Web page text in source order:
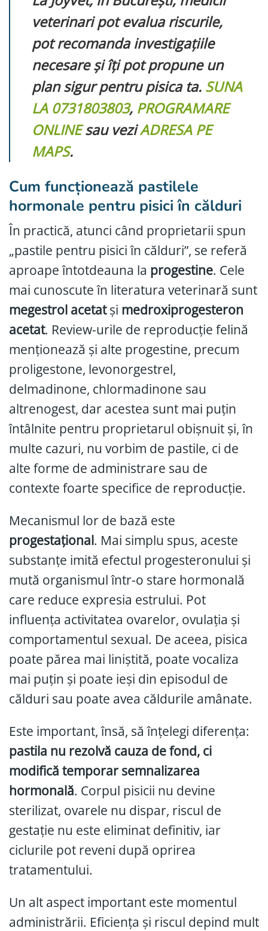
veterinari pot evalua riscurile,
pot recomanda investigațiile
necesare și îți pot propune un
plan sigur pentru pisica ta. SUNA
LA 0731803803, PROGRAMARE
ONLINEsau veziADRESA PE
MAPS.
Cum funcționează pastilele
hormonale pentru pisici în călduri
În practică, atunci când proprietarii spun
„pastile pentru pisici în călduri”, se referă
aproape întotdeauna la progestine. Cele
mai cunoscute în literatura veterinară sunt
megestrol acetatși medroxiprogesteron
acetat. Review-urile de reproducție felină
menționează și alte progestine, precum
proligestone, levonorgestrel,
delmadinone, chlormadinone sau
altrenogest, dar acestea sunt mai puțin
întâlnite pentru proprietarul obișnuit și, în
multe cazuri, nu vorbim de pastile, ci de
alte forme de administrare sau de
contexte foarte specifice de reproducție.
Mecanismul lor de bază este
progestațional. Mai simplu spus, aceste
substanțe imită efectul progesteronului și
mută organismul într-o stare hormonală
care reduce expresia estrului. Pot
influența activitatea ovarelor, ovulația și
comportamentul sexual. De aceea, pisica
poate părea mai liniștită, poate vocaliza
mai puțin și poate ieși din episodul de
călduri sau poate avea căldurile amânate.
Este important, însă, să înțelegi diferența:
pastila nu rezolvă cauza de fond, ci
modifică temporar semnalizarea
hormonală. Corpul pisicii nu devine
sterilizat, ovarele nu dispar, riscul de
gestație nu este eliminat definitiv, iar
ciclurile pot reveni după oprirea
tratamentului.
Un alt aspect important este momentul
administrării. Eficiența și riscul depind mult